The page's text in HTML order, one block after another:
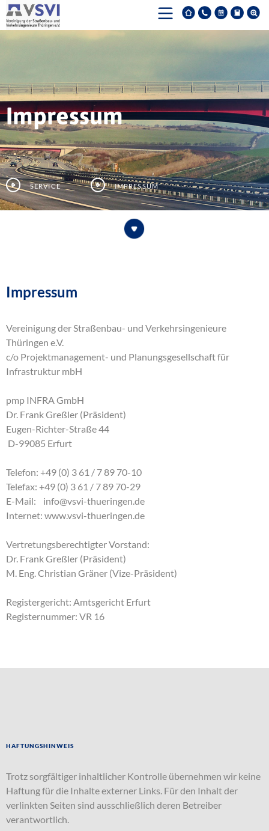
Impressum
Service Impressum
Impressum
Vereinigung der Straßenbau- und Verkehrsingenieure
Thüringen e.V.
c/o Projektmanagement- und Planungsgesellschaft für
Infrastruktur mbH
pmp INFRA GmbH
Dr. Frank Greßler (Präsident)
Eugen-Richter-Straße 44
D-99085 Erfurt
Telefon: +49 (0) 3 61 / 7 89 70-10
Telefax: +49 (0) 3 61 / 7 89 70-29
E-Mail: info@vsvi-thueringen.de
Internet: www.vsvi-thueringen.de
Vertretungsberechtigter Vorstand:
Dr. Frank Greßler (Präsident)
M. Eng. Christian Gräner (Vize-Präsident)
Registergericht: Amtsgericht Erfurt
Registernummer: VR 16
Haftungshinweis
Trotz sorgfältiger inhaltlicher Kontrolle übernehmen wir keine
Haftung für die Inhalte externer Links. Für den Inhalt der
verlinkten Seiten sind ausschließlich deren Betreiber
verantwortlich.